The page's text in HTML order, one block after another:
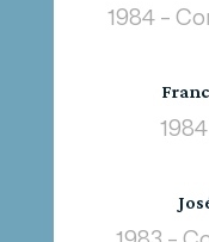
1984 –